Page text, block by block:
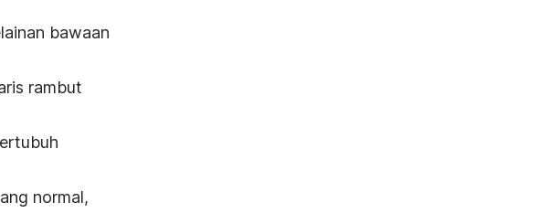
bawaan
rambut
normal,